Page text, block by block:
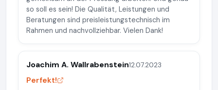
so soll es sein! Die Qualität, Leistungen und
Beratungen sind preisleistungstechnisch im
Rahmen und nachvollziehbar. Vielen Dank!
Joachim A. Wallrabenstein12.07.2023
Perfekt!